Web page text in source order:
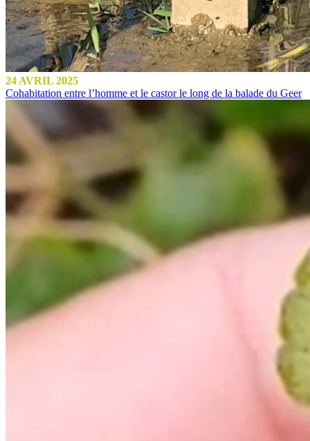
24 AVRIL 2025
Cohabitation entre l’homme et le castor le long de la balade du Geer